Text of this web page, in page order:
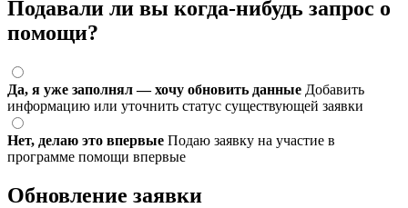
Подавали ли вы когда-нибудь запрос о
помощи?
Да, я уже заполнял — хочу обновить данные Добавить
информацию или уточнить статус существующей заявки
Нет, делаю это впервые Подаю заявку на участие в
программе помощи впервые
Обновление заявки